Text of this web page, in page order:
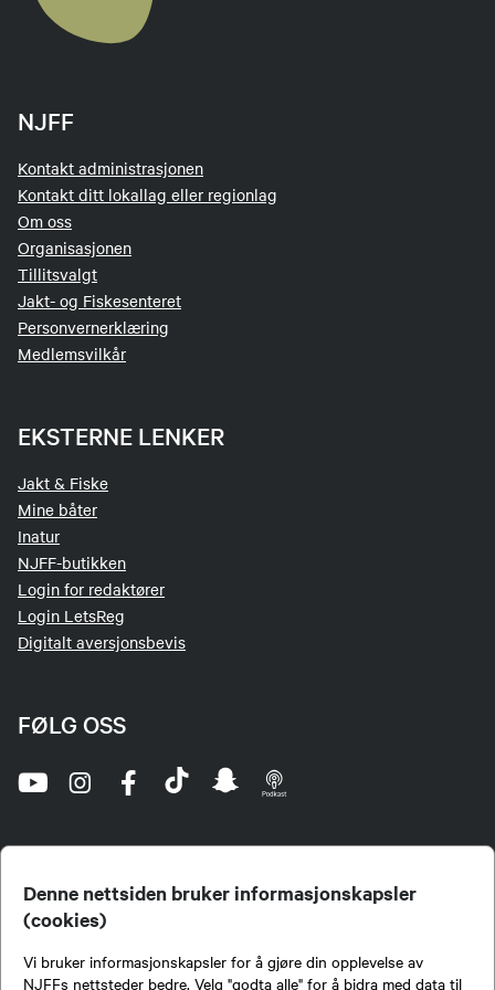
Denne nettsiden bruker informasjonskapsler
(cookies)
Vi bruker informasjonskapsler for å gjøre din opplevelse av
NJFFs nettsteder bedre. Velg "godta alle" for å bidra med data til
NJFF
Kontakt administrasjonen
Kontakt ditt lokallag eller regionlag
Om oss
Organisasjonen
Tillitsvalgt
Jakt- og Fiskesenteret
Personvernerklæring
Medlemsvilkår
EKSTERNE LENKER
Jakt & Fiske
Mine båter
Inatur
NJFF-butikken
Login for redaktører
Login LetsReg
Digitalt aversjonsbevis
FØLG OSS
jegere og sportsfiskere og et av de viktigste miljøene for formidling av kunnskap om jakt og
fiske i Norge. Vi er en partipolitisk nøytral organisasjon, men har et sterkt jakt-, fiske-, og